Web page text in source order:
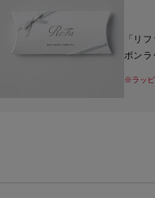
「リ
ボンラ
※ラッピ